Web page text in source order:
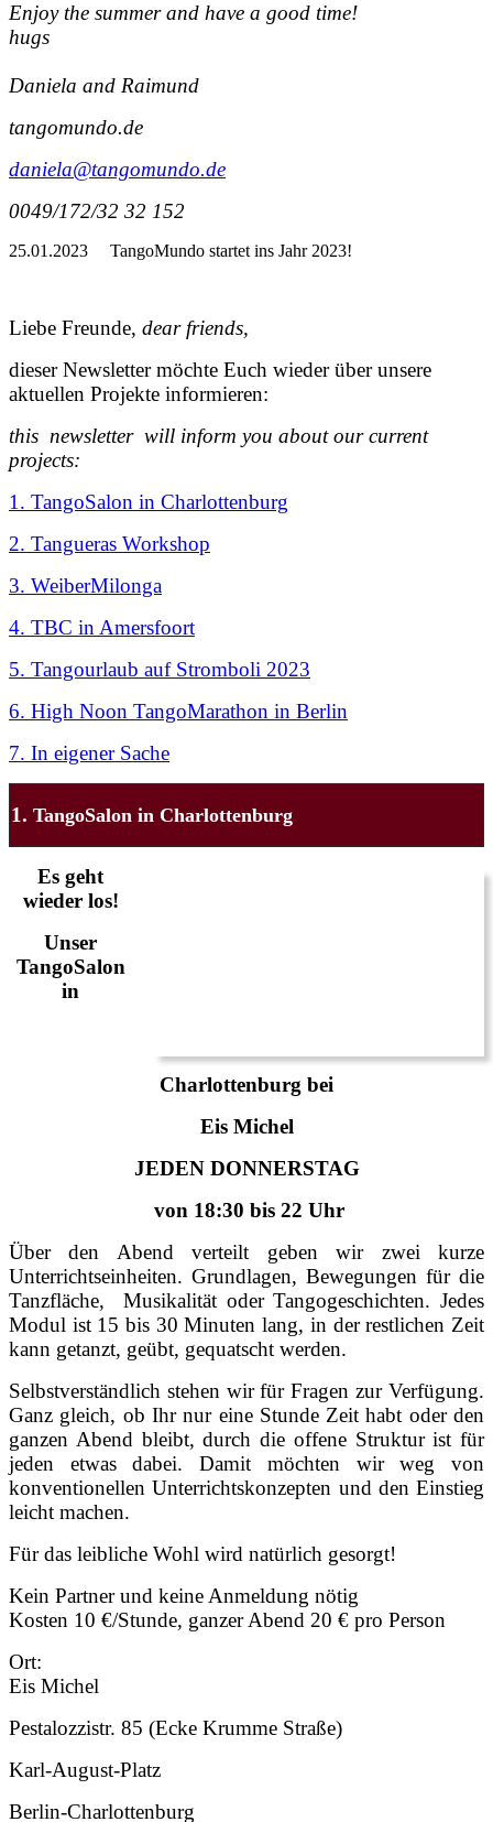
Enjoy the summer and have a good time!
hugs
Daniela and Raimund
tangomundo.de
daniela@tangomundo.de
0049/172/32 32 152
25.01.2023 TangoMundo startet ins Jahr 2023!
Liebe Freunde, dear friends,
dieser Newsletter möchte Euch wieder über unsere
aktuellen Projekte informieren:
this newsletter will inform you about our current
projects:
1. TangoSalon in Charlottenburg
2. Tangueras Workshop
3. WeiberMilonga
4. TBC in Amersfoort
5. Tangourlaub auf Stromboli 2023
6. High Noon TangoMarathon in Berlin
7. In eigener Sache
1. TangoSalon in Charlottenburg
Es geht
wieder los!
Unser
TangoSalon
in
Charlottenburg bei
Eis Michel
JEDEN DONNERSTAG
von 18:30 bis 22 Uhr
Über den Abend verteilt geben wir zwei kurze
Unterrichtseinheiten. Grundlagen, Bewegungen für die
Tanzfläche, Musikalität oder Tangogeschichten. Jedes
Modul ist 15 bis 30 Minuten lang, in der restlichen Zeit
kann getanzt, geübt, gequatscht werden.
Selbstverständlich stehen wir für Fragen zur Verfügung.
Ganz gleich, ob Ihr nur eine Stunde Zeit habt oder den
ganzen Abend bleibt, durch die offene Struktur ist für
jeden etwas dabei. Damit möchten wir weg von
konventionellen Unterrichtskonzepten und den Einstieg
leicht machen.
Für das leibliche Wohl wird natürlich gesorgt!
Kein Partner und keine Anmeldung nötig
Kosten 10 €/Stunde, ganzer Abend 20 € pro Person
Ort:
Eis Michel
Pestalozzistr. 85 (Ecke Krumme Straße)
Karl-August-Platz
Berlin-Charlottenburg